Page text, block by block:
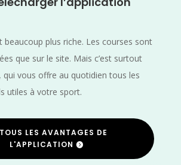
beaucoup plus riche. Les courses sont
que sur le site. Mais c’est surtout
qui vous offre au quotidien tous les
utiles à votre sport.
LES AVANTAGES DE
L'APPLICATION